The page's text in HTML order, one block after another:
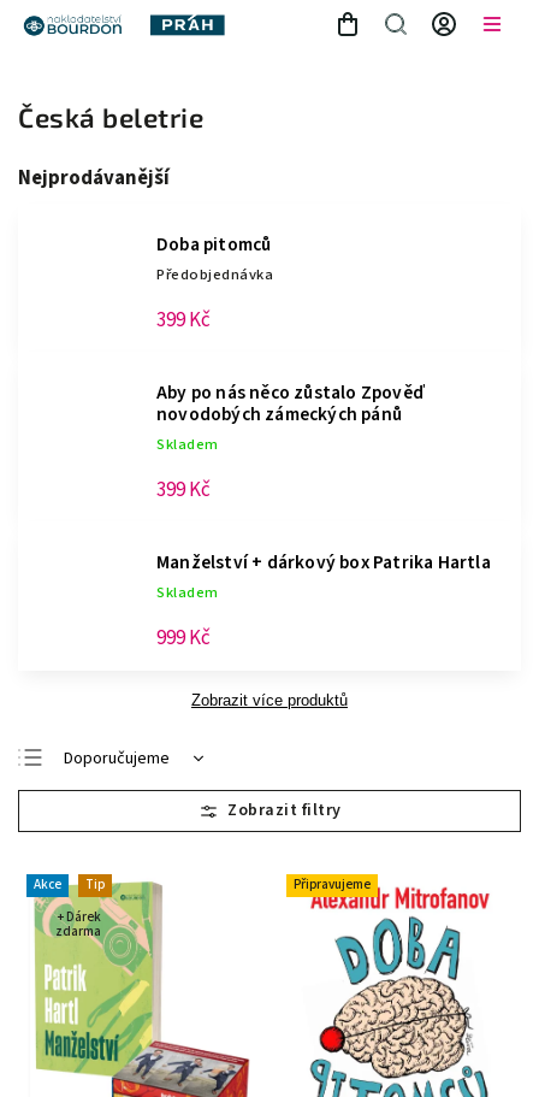
Česká beletrie
Nejprodávanější
Doba pitomců
Předobjednávka
399 Kč
Aby po nás něco zůstalo Zpověď
novodobých zámeckých pánů
Skladem
399 Kč
Manželství + dárkový box Patrika Hartla
Skladem
999 Kč
Zobrazit více produktů
Doporučujeme
Nejlevnější
Nejdražší
Nejprodávanější
Abecedně
Akce
Tip
+ Dárek
zdarma
Připravujeme